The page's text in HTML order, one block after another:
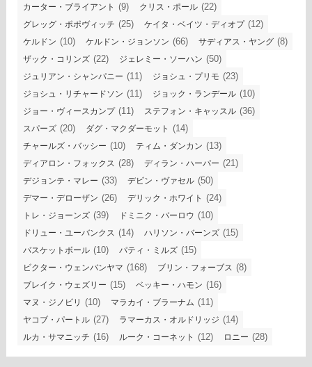
カーター・ブライアント (9) クリス・ポール (22)
グレッグ・ポポヴィッチ (25) ケイタ・ベイツ・ディオプ(12)
ケルドン (10) ケルドン・ジョンソン (66) サディアス・ヤング (8)
ザック・コリンズ (22) ジェレミー・ソーハン (50)
ジュリアン・シャンパニー (11) ジョシュ・プリモ (23)
ジョシュ・リチャードソン (11) ジョック・ランデール (10)
ジョー・ヴィースカンプ(11) ステフォン・キャッスル (36)
スパーズ (20) ダグ・マクダーモット (14)
チャールズ・バッシー (10) ティム・ダンカン (13)
ディアロン・フォックス (28) ディラン・ハーパー (21)
デジョンテ・マレー (33) デビン・ヴァセル (50)
デマー・デローザン (26) デリック・ホワイト (24)
トレ・ジョーンズ (39) ドミニク・バーロウ (10)
ドリュー・ユーバンクス (14) ハリソン・バーンズ (15)
バスケットボール (10) パティ・ミルズ (15)
ビクター・ウェンバンヤマ (168) ブリン・フォーブス (8)
ブレイク・ウェズリー (15) ベッキー・ハモン (16)
マヌ・ジノビリ (10) マラカイ・ブラーナム (11)
ヤコブ・パートル (27) ラマーカス・オルドリッジ (14)
ルカ・サマニッチ (16) ルーク・コーネット (12) ロニー (28)